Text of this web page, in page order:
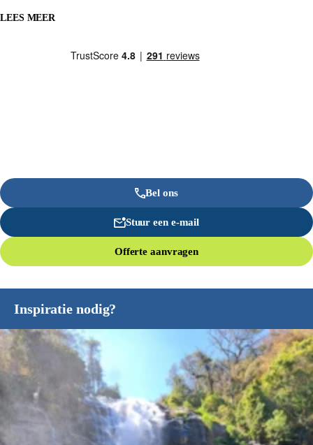
LEES MEER
Bel ons
Stuur een e-mail
Offerte aanvragen
Inspiratie nodig?